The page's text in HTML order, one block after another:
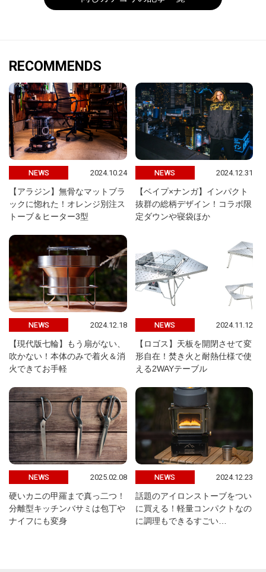
RECOMMENDS
NEWS 2024.10.24
【アラジン】無骨なマットブラ
ックに惚れた！オレンジ別注ス
トーブ＆ヒーター3型
NEWS 2024.12.31
【ベイプ×ナンガ】インパクト
抜群の総柄デザイン！コラボ限
定ダウンや寝袋ほか
NEWS 2024.12.18
【現代版七輪】もう扇がない、
吹かない！本体のみで着火＆消
火できてお手軽
NEWS 2024.11.12
【ロゴス】天板を開閉させて変
形自在！焚き火と耐熱仕様で使
える2WAYテーブル
NEWS 2025.02.08
硬いカニの甲羅まで真っ二つ！
分離型キッチンバサミは包丁や
ナイフにも変身
NEWS 2024.12.23
話題のアイロンストーブをつい
に買える！軽量コンパクトなの
に調理もできるすごい…